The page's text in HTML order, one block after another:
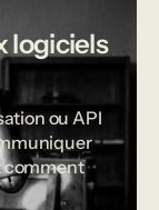
logiciels
ou API
comment